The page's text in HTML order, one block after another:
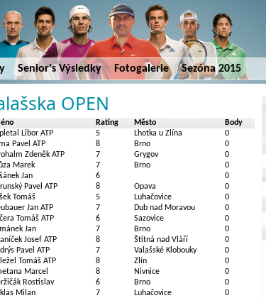
Senior's Výsledky Fotogalerie Sezóna 2015
OPEN
Rating Město
Body
Libor ATP 5 Lhotka u Zlína
0
Pavel ATP 8 Brno
0
Zdeněk ATP 7 Grygov
0
Marek 7 Brno
0
Jan 6
0
Pavel ATP 8 Opava
0
Tomáš 5 Luhačovice
0
Jan ATP 7 Dub nad Moravou
0
Tomáš ATP 6 Sazovice
0
Jan 7 Brno
0
Josef ATP 8 Štítná nad Vláří
0
Pavel ATP 7 Valašské Klobouky
0
Tomáš ATP 8 Zlín
0
Marcel 8 Nivnice
0
Rostislav 6 Brno
0
Milan 7 Luhačovice 0